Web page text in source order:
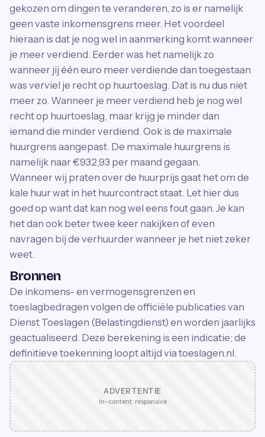
gekozen om dingen te veranderen, zo is er namelijk
geen vaste inkomensgrens meer. Het voordeel
hieraan is dat je nog wel in aanmerking komt wanneer
je meer verdiend. Eerder was het namelijk zo
wanneer jij één euro meer verdiende dan toegestaan
was verviel je recht op huurtoeslag. Dat is nu dus niet
meer zo. Wanneer je meer verdiend heb je nog wel
recht op huurtoeslag, maar krijg je minder dan
iemand die minder verdiend. Ook is de maximale
huurgrens aangepast. De maximale huurgrens is
namelijk naar €932,93 per maand gegaan.
Wanneer wij praten over de huurprijs gaat het om de
kale huur wat in het huurcontract staat. Let hier dus
goed op want dat kan nog wel eens fout gaan. Je kan
het dan ook beter twee keer nakijken of even
navragen bij de verhuurder wanneer je het niet zeker
weet.
Bronnen
De inkomens- en vermogensgrenzen en
toeslagbedragen volgen de officiële publicaties van
Dienst Toeslagen (Belastingdienst) en worden jaarlijks
geactualiseerd. Deze berekening is een indicatie; de
definitieve toekenning loopt altijd via toeslagen.nl.
ADVERTENTIE
In-content · responsive